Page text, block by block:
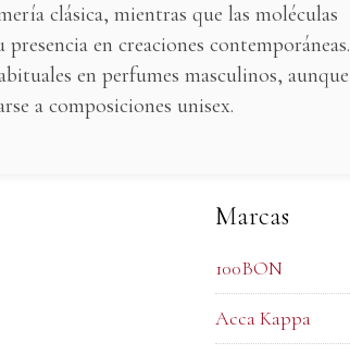
clásica, mientras que las moléculas
en creaciones contemporáneas.
en perfumes masculinos, aunque
a composiciones unisex.
Marcas
100BON
Acca Kappa